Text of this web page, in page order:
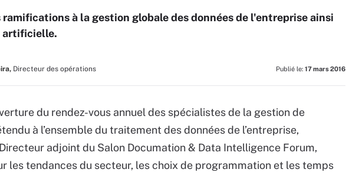
ramifications à la gestion globale des données de l'entreprise ainsi
artificielle.
Directeur des opérations Publié le: 17 mars 2016
du rendez-vous annuel des spécialistes de la gestion de
à l’ensemble du traitement des données de l’entreprise,
adjoint du Salon Documation & Data Intelligence Forum,
les tendances du secteur, les choix de programmation et les temps